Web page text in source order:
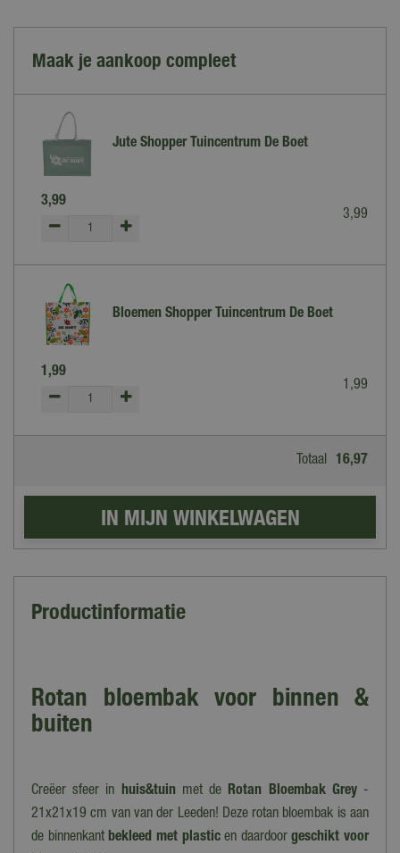
Maak je aankoop compleet
Jute Shopper Tuincentrum De Boet
3,99
3,99
Bloemen Shopper Tuincentrum De Boet
1 ,99
1 ,99
Totaal 16,97
Productinformatie
Rotan bloembak voor binnen &
buiten
Creëer sfeer in huis&tuinmet de Rotan Bloembak Grey-
21x21x19 cm van van der Leeden! Deze rotan bloembak is aan
de binnenkantbekleed met plasticen daardoorgeschikt voor